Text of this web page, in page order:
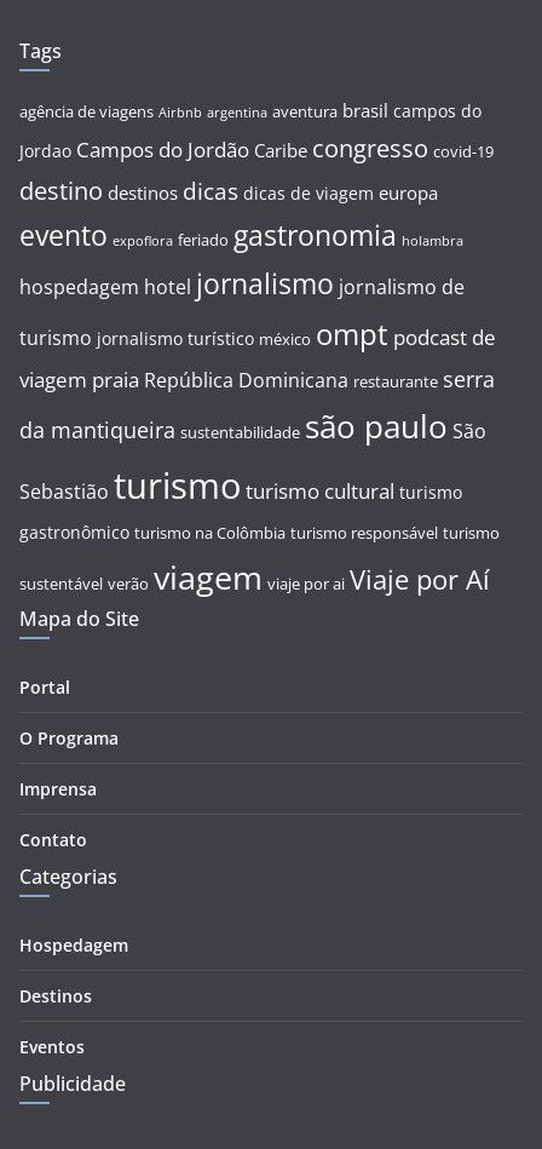
Tags
agência de viagens Airbnb argentina aventura brasil campos do
Jordao Campos do Jordão Caribe congresso covid-19
destino destinos dicas dicas de viagem europa
evento expoflora feriado gastronomia holambra
hospedagem hotel jornalismo jornalismo de
turismo jornalismo turístico méxico ompt podcast de
viagem praia República Dominicana restaurante serra
da mantiqueira sustentabilidade são paulo São
Sebastião turismo turismo cultural turismo
gastronômico turismo na Colômbia turismo responsável turismo
sustentável verão viagem viaje por ai Viaje por Aí
Mapa do Site
Portal
O Programa
Imprensa
Contato
Categorias
Hospedagem
Destinos
Eventos
Publicidade